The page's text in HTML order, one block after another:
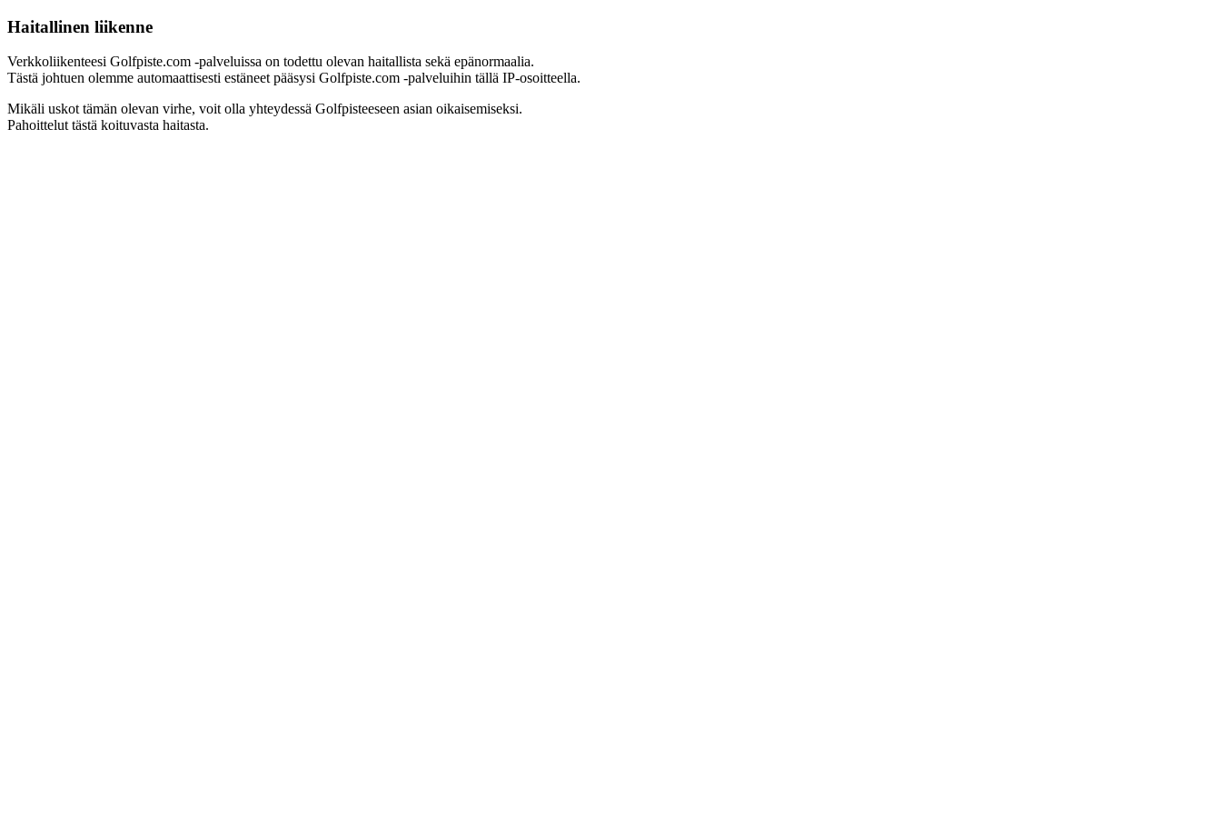
Haitallinen liikenne
Verkkoliikenteesi Golfpiste.com -palveluissa on todettu olevan haitallista sekä epänormaalia.
Tästä johtuen olemme automaattisesti estäneet pääsysi Golfpiste.com -palveluihin tällä IP-osoitteella.
Mikäli uskot tämän olevan virhe, voit olla yhteydessä Golfpisteeseen asian oikaisemiseksi.
Pahoittelut tästä koituvasta haitasta.